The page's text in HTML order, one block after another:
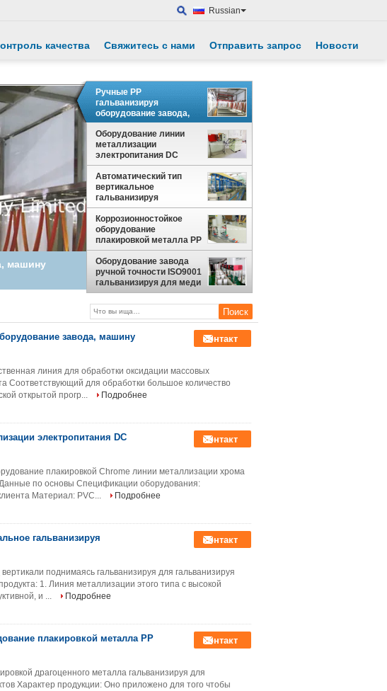
Russian
качества Свяжитесь с нами Отправить запрос Новости
машину
Ручные PP
гальванизируя
оборудование завода,
машину плакировкой
цинка
Оборудование линии
металлизации
электропитания DC
утверждения ISO для
серебра
Автоматический тип
вертикальное
гальванизируя
оборудование кольца
завода
Коррозионностойкое
оборудование
плакировкой металла PP
для электронных
продуктов
Оборудование завода
ручной точности ISO9001
гальванизируя для меди
никеля
завода, машину
контакт
линия для обработки оксидации массовых
Соответствующий для обработки большое количество
открытой прогр...
Подробнее
электропитания DC
контакт
плакировкой Chrome линии металлизации хрома
по основы Спецификации оборудования:
Материал: PVC...
Подробнее
гальванизируя
контакт
поднимаясь гальванизируя для гальванизируя
1. Линия металлизации этого типа с высокой
и ...
Подробнее
плакировкой металла PP
контакт
драгоценного металла гальванизируя для
Характер продукции: Оно приложено для того чтобы